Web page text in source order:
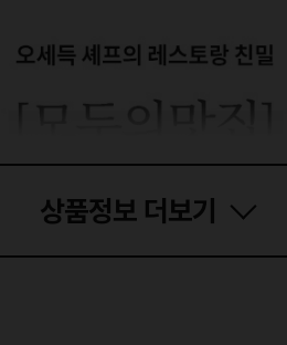
상품정보 더보기